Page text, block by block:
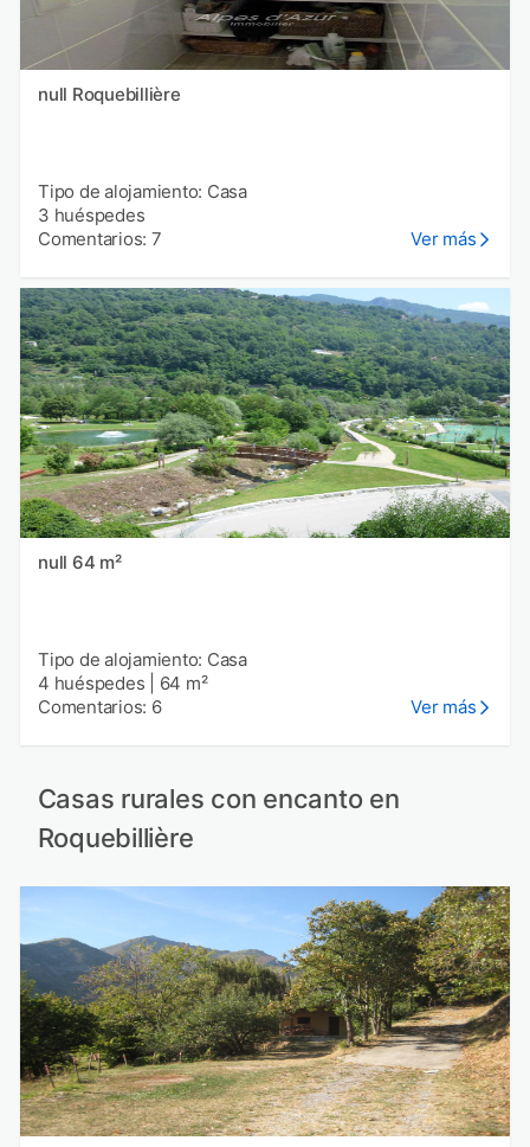
null Roquebillière
Tipo de alojamiento: Casa
3 huéspedes
Comentarios: 7
Ver más
null 64 m²
Tipo de alojamiento: Casa
4 huéspedes
64 m²
Comentarios: 6
Ver más
Casas rurales con encanto en
Roquebillière